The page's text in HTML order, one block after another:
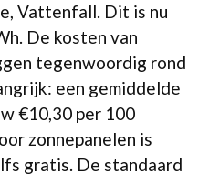
Vattenfall. Dit is nu
De kosten van
tegenwoordig rond
een gemiddelde
€10,30 per 100
zonnepanelen is
gratis. De standaard